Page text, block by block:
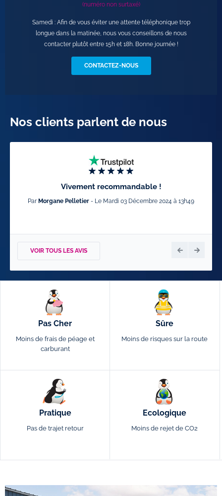
(numéro non surtaxé)
Samedi : Afin de vous éviter une attente téléphonique trop
longue dans la matinée, nous vous conseillons de nous
contacter plutôt entre 15h et 18h. Bonne journée !
CONTACTEZ-NOUS
Nos clients parlent de nous
Vivement recommandable !
Par Morgane Pelletier - Le Mardi 03 Décembre 2024 à 13h49
VOIR TOUS LES AVIS
Pas Cher
Moins de frais de péage et
carburant
Sûre
Moins de risques sur la route
Pratique
Pas de trajet retour
Ecologique
Moins de rejet de CO2